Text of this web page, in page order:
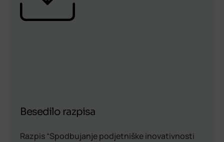
Besedilo razpisa
Razpis “Spodbujanje podjetniške inovativnosti